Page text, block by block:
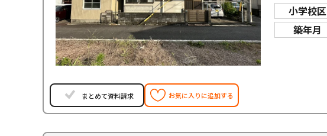
小学校区
築年月
まとめて資料請求 お気に入りに追加する